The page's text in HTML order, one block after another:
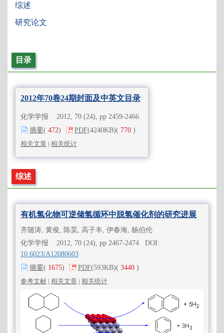
综述
研究论文
目录
2012年70卷24期封面及中英文目录
化学学报 2012, 70 (24), pp 2459-2466
摘要( 472) PDF(4240KB)( 770 )
相关文章 | 相关统计
综述
有机氢化物可逆储氢循环中脱氢催化剂的研究进展
齐随涛, 黄俊, 陈昊, 高子丰, 伊春海, 杨伯伦
化学学报 2012, 70 (24), pp 2467-2474 DOI:
10.6023/A12080603
摘要( 1675) PDF(593KB)( 3440 )
参考文献 | 相关文章 | 相关统计